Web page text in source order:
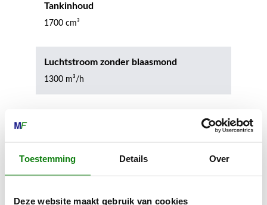
Toestemming Details Over
Deze website maakt gebruik van cookies
Tankinhoud
1700 cm³
Luchtstroom zonder blaasmond
1300 m³/h
Breedte van het apparaat